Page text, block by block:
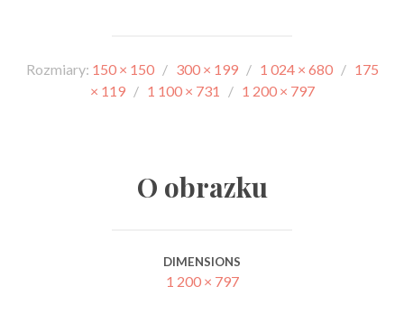
Rozmiary: 150 × 150 / 300 × 199 / 1 024 × 680 / 175
× 119 / 1 100 × 731 / 1 200 × 797
O obrazku
DIMENSIONS
1 200 × 797